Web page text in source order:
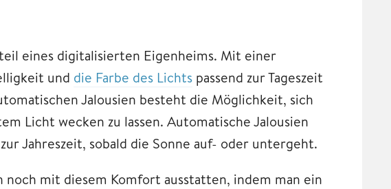
eines digitalisierten Eigenheims. Mit einer
und die Farbe des Lichts passend zur Tageszeit
Jalousien besteht die Möglichkeit, sich
Licht wecken zu lassen. Automatische Jalousien
Jahreszeit, sobald die Sonne auf- oder untergeht.
noch mit diesem Komfort ausstatten, indem man ein